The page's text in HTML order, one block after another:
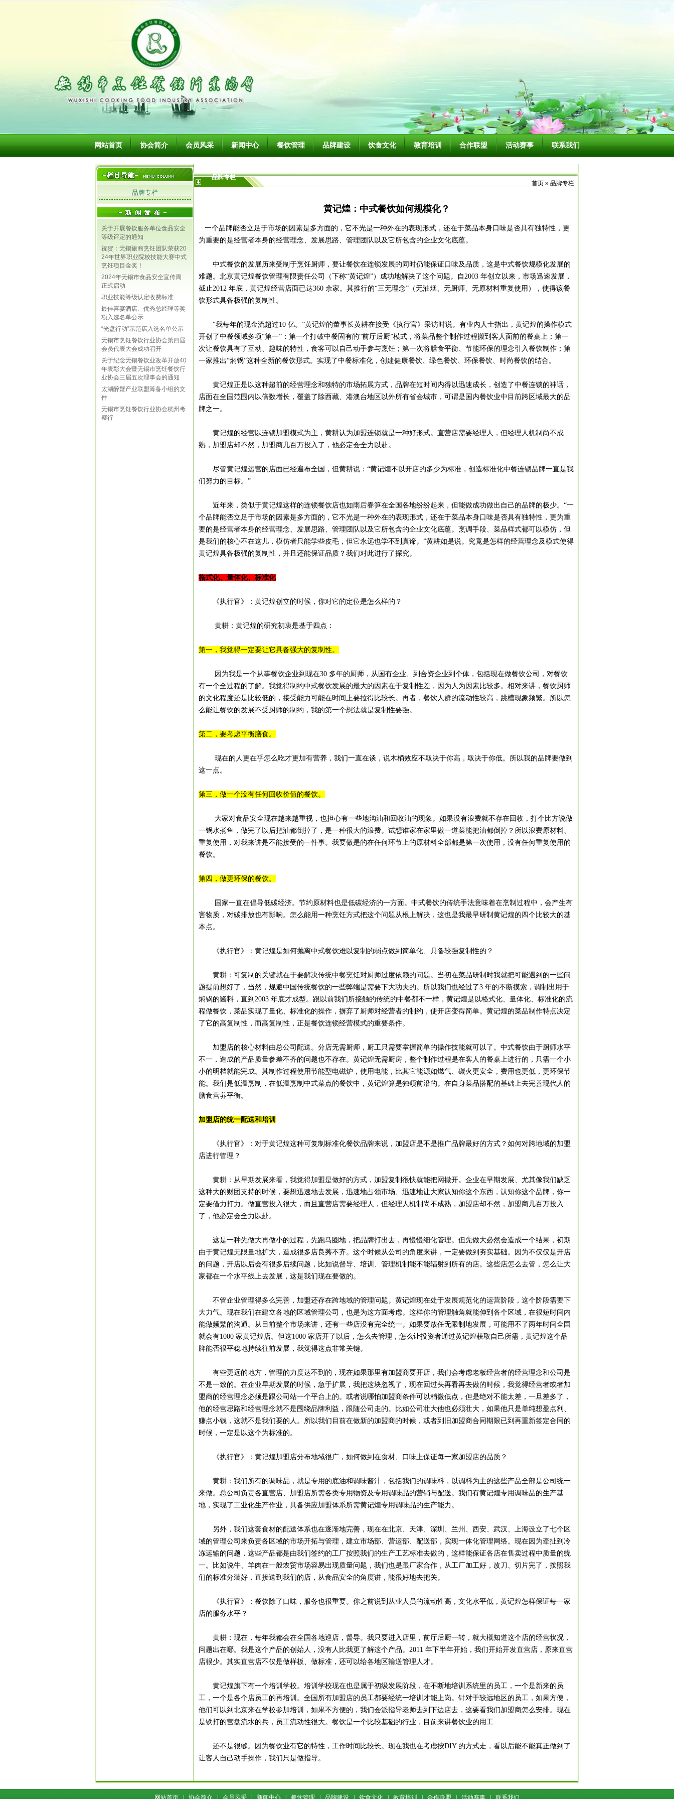
网站首页 协会简介 会员风采 新闻中心 餐饮管理 品牌建设 饮食文化 教育培训 合作联盟 活动赛事 联系我们
品牌专栏
关于开展餐饮服务单位食品安全
等级评定的通知
祝贺：无锡旅商烹饪团队荣获20
24年世界职业院校技能大赛中式
烹饪项目金奖！
2024年无锡市食品安全宣传周
正式启动
职业技能等级认定收费标准
最佳喜宴酒店、优秀总经理等奖
项入选名单公示
“光盘行动”示范店入选名单公示
无锡市烹饪餐饮行业协会第四届
会员代表大会成功召开
关于纪念无锡餐饮业改革开放40
年表彰大会暨无锡市烹饪餐饮行
业协会三届五次理事会的通知
太湖醉蟹产业联盟筹备小组的文
件
无锡市烹饪餐饮行业协会杭州考
察行
首页 » 品牌专栏
品牌专栏
黄记煌：中式餐饮如何规模化？
一个品牌能否立足于市场的因素是多方面的，它不光是一种外在的表现形式，还在于菜品本身口味是否具有独特性，更
为重要的是经营者本身的经营理念、发展思路、管理团队以及它所包含的企业文化底蕴。
中式餐饮的发展历来受制于烹饪厨师，要让餐饮在连锁发展的同时仍能保证口味及品质，这是中式餐饮规模化发展的
难题。北京黄记煌餐饮管理有限责任公司（下称“黄记煌”）成功地解决了这个问题。自2003 年创立以来，市场迅速发展，
截止2012 年底，黄记煌经营店面已达360 余家。其推行的“三无理念”（无油烟、无厨师、无原材料重复使用），使得该餐
饮形式具备极强的复制性。
“我每年的现金流超过10 亿。”黄记煌的董事长黄耕在接受《执行官》采访时说。有业内人士指出，黄记煌的操作模式
开创了中餐领域多项“第一”：第一个打破中餐固有的“前厅后厨”模式，将菜品整个制作过程搬到客人面前的餐桌上；第一
次让餐饮具有了互动、趣味的特性，食客可以自己动手参与烹饪；第一次将膳食平衡、节能环保的理念引入餐饮制作；第
一家推出“焖锅”这种全新的餐饮形式。实现了中餐标准化，创建健康餐饮、绿色餐饮、环保餐饮、时尚餐饮的结合。
黄记煌正是以这种超前的经营理念和独特的市场拓展方式，品牌在短时间内得以迅速成长，创造了中餐连锁的神话，
店面在全国范围内以倍数增长，覆盖了除西藏、港澳台地区以外所有省会城市，可谓是国内餐饮业中目前跨区域最大的品
牌之一。
黄记煌的经营以连锁加盟模式为主，黄耕认为加盟连锁就是一种好形式。直营店需要经理人，但经理人机制尚不成
熟，加盟店却不然，加盟商几百万投入了，他必定会全力以赴。
尽管黄记煌运营的店面已经遍布全国，但黄耕说：“黄记煌不以开店的多少为标准，创造标准化中餐连锁品牌一直是我
们努力的目标。”
近年来，类似于黄记煌这样的连锁餐饮店也如雨后春笋在全国各地纷纷起来，但能做成功做出自己的品牌的极少。“一
个品牌能否立足于市场的因素是多方面的，它不光是一种外在的表现形式，还在于菜品本身口味是否具有独特性，更为重
要的是经营者本身的经营理念、发展思路、管理团队以及它所包含的企业文化底蕴。烹调手段、菜品样式都可以模仿，但
是我们的核心不在这儿，模仿者只能学些皮毛，但它永远也学不到真谛。”黄耕如是说。究竟是怎样的经营理念及模式使得
黄记煌具备极强的复制性，并且还能保证品质？我们对此进行了探究。
格式化、量体化、标准化
《执行官》：黄记煌创立的时候，你对它的定位是怎么样的？
黄耕：黄记煌的研究初衷是基于四点：
第一， 我觉得一定要让它具备强大的复制性 。
因为我是一个从事餐饮企业到现在30 多年的厨师，从国有企业、到合资企业到个体，包括现在做餐饮公司，对餐饮
有一个全过程的了解。我觉得制约中式餐饮发展的最大的因素在于复制性差，因为人为因素比较多。相对来讲，餐饮厨师
的文化程度还是比较低的，接受能力可能在时间上要拉得比较长。再者，餐饮人群的流动性较高，跳槽现象频繁。所以怎
么能让餐饮的发展不受厨师的制约，我的第一个想法就是复制性要强。
第二， 要考虑平衡膳食。
现在的人更在乎怎么吃才更加有营养，我们一直在谈，说木桶效应不取决于你高，取决于你低。所以我的品牌要做到
这一点。
第三， 做一个没有任何回收价值的餐饮。
大家对食品安全现在越来越重视，也担心有一些地沟油和回收油的现象。如果没有浪费就不存在回收，打个比方说做
一锅水煮鱼，做完了以后把油都倒掉了，是一种很大的浪费。试想谁家在家里做一道菜能把油都倒掉？所以浪费原材料、
重复使用，对我来讲是不能接受的一件事。我要做是的在任何环节上的原材料全部都是第一次使用，没有任何重复使用的
餐饮。
第四， 做更环保的餐饮。
国家一直在倡导低碳经济。节约原材料也是低碳经济的一方面。中式餐饮的传统手法意味着在烹制过程中，会产生有
害物质，对碳排放也有影响。怎么能用一种烹饪方式把这个问题从根上解决，这也是我最早研制黄记煌的四个比较大的基
本点。
《执行官》：黄记煌是如何抛离中式餐饮难以复制的弱点做到简单化、具备较强复制性的？
黄耕：可复制的关键就在于要解决传统中餐烹饪对厨师过度依赖的问题。当初在菜品研制时我就把可能遇到的一些问
题提前想好了，当然，规避中国传统餐饮的一些弊端是需要下大功夫的。所以我们也经过了3 年的不断摸索，调制出用于
焖锅的酱料，直到2003 年底才成型。跟以前我们所接触的传统的中餐都不一样，黄记煌是以格式化、量体化、标准化的流
程做餐饮，菜品实现了量化、标准化的操作，摒弃了厨师对经营者的制约，使开店变得简单。黄记煌的菜品制作特点决定
了它的高复制性，而高复制性，正是餐饮连锁经营模式的重要条件。
加盟店的核心材料由总公司配送。分店无需厨师，厨工只需要掌握简单的操作技能就可以了。中式餐饮由于厨师水平
不一，造成的产品质量参差不齐的问题也不存在。黄记煌无需厨房，整个制作过程是在客人的餐桌上进行的，只需一个小
小的明档就能完成。其制作过程使用节能型电磁炉，使用电能，比其它能源如燃气、碳火更安全，费用也更低，更环保节
能。我们是低温烹制，在低温烹制中式菜点的餐饮中，黄记煌算是独领前沿的。在自身菜品搭配的基础上去完善现代人的
膳食营养平衡。
加盟店的统一配送和培训
《执行官》：对于黄记煌这种可复制标准化餐饮品牌来说，加盟店是不是推广品牌最好的方式？如何对跨地域的加盟
店进行管理？
黄耕：从早期发展来看，我觉得加盟是做好的方式，加盟复制很快就能把网撒开。企业在早期发展、尤其像我们缺乏
这种大的财团支持的时候，要想迅速地去发展，迅速地占领市场、迅速地让大家认知你这个东西，认知你这个品牌，你一
定要借力打力。做直营投入很大，而且直营店需要经理人，但经理人机制尚不成熟，加盟店却不然，加盟商几百万投入
了，他必定会全力以赴。
这是一种先做大再做小的过程，先跑马圈地，把品牌打出去，再慢慢细化管理。但先做大必然会造成一个结果，初期
由于黄记煌无限量地扩大，造成很多店良莠不齐。这个时候从公司的角度来讲，一定要做到夯实基础。因为不仅仅是开店
的问题，开店以后会有很多后续问题，比如说督导、培训、管理机制能不能辐射到所有的店。这些店怎么去管，怎么让大
家都在一个水平线上去发展，这是我们现在要做的。
不管企业管理得多么完善，加盟还存在跨地域的管理问题。黄记煌现在处于发展规范化的运营阶段，这个阶段需要下
大力气。现在我们在建立各地的区域管理公司，也是为这方面考虑。这样你的管理触角就能伸到各个区域，在很短时间内
能做频繁的沟通。从目前整个市场来讲，还有一些店没有完全统一。如果要放任无限制地发展，可能用不了两年时间全国
就会有1000 家黄记煌店。但这1000 家店开了以后，怎么去管理，怎么让投资者通过黄记煌获取自己所需，黄记煌这个品
牌能否很平稳地持续往前发展，我觉得这点非常关键。
有些更远的地方，管理的力度达不到的，现在如果那里有加盟商要开店，我们会考虑老板经营者的经营理念和公司是
不是一致的。在企业早期发展的时候，急于扩展，我把这块忽视了，现在回过头再看再去做的时候，我觉得经营者或者加
盟商的经营理念必须是跟公司站一个平台上的。或者说哪怕加盟商条件可以稍微低点，但是绝对不能太差，一旦差多了，
他的经营思路和经营理念就不是围绕品牌利益，跟随公司走的。比如公司壮大他也必须壮大，如果他只是单纯想盈点利、
赚点小钱，这就不是我们要的人。所以我们目前在做新的加盟商的时候，或者到旧加盟商合同期限已到再重新签定合同的
时候，一定是以这个为标准的。
《执行官》：黄记煌加盟店分布地域很广，如何做到在食材、口味上保证每一家加盟店的品质？
黄耕：我们所有的调味品，就是专用的底油和调味酱汁，包括我们的调味料，以调料为主的这些产品全部是公司统一
来做。总公司负责各直营店、加盟店所需各类专用物资及专用调味品的营销与配送。我们有黄记煌专用调味品的生产基
地，实现了工业化生产作业，具备供应加盟体系所需黄记煌专用调味品的生产能力。
另外，我们这套食材的配送体系也在逐渐地完善，现在在北京、天津、深圳、兰州、西安、武汉、上海设立了七个区
域的管理公司来负责各区域的市场开拓与管理，建立市场部、营运部、配送部，实现一体化管理网络。现在因为牵扯到冷
冻运输的问题，这些产品都是由我们签约的工厂按照我们的生产工艺标准去做的，这样能保证各店在售卖过程中质量的统
一。比如说牛、羊肉在一般农贸市场容易出现质量问题，我们也是跟厂家合作，从工厂加工好，改刀、切片完了，按照我
们的标准分装好，直接送到我们的店，从食品安全的角度讲，能很好地去把关。
《执行官》：餐饮除了口味，服务也很重要。你之前说到从业人员的流动性高，文化水平低，黄记煌怎样保证每一家
店的服务水平？
黄耕：现在，每年我都会在全国各地巡店，督导。我只要进入店里，前厅后厨一转，就大概知道这个店的经营状况，
问题出在哪。我是这个产品的创始人，没有人比我更了解这个产品。2011 年下半年开始，我们开始开发直营店，原来直营
店很少。其实直营店不仅是做样板、做标准，还可以给各地区输送管理人才。
黄记煌旗下有一个培训学校。培训学校现在也是属于初级发展阶段，在不断地培训系统里的员工，一个是新来的员
工，一个是各个店员工的再培训。全国所有加盟店的员工都要经统一培训才能上岗。针对于较远地区的员工，如果方便，
他们可以到北京来在学校参加培训，如果不方便的，我们会派指导老师去到下边店去，这要看我们加盟商怎么安排。现在
是铁打的营盘流水的兵，员工流动性很大。餐饮是一个比较基础的行业，目前来讲餐饮业的用工
还不是很够。因为餐饮业有它的特性，工作时间比较长。现在我也在考虑按DIY 的方式走，看以后能不能真正做到了
让客人自己动手操作，我们只是做指导。
网站首页 协会简介 会员风采 新闻中心 餐饮管理 品牌建设 饮食文化 教育培训 合作联盟 活动赛事 联系我们